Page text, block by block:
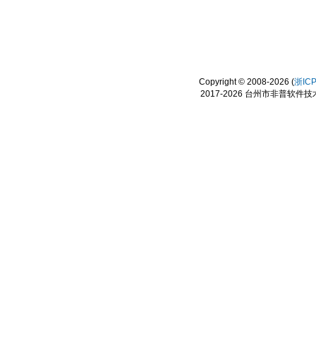
Copyright © 2008-2026 (浙
2017-2026 台州市非普软件